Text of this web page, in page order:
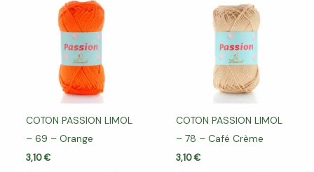
COTON PASSION LIMOL
– 69 – Orange
3,10€
COTON PASSION LIMOL
– 78 – Café Crème
3,10€